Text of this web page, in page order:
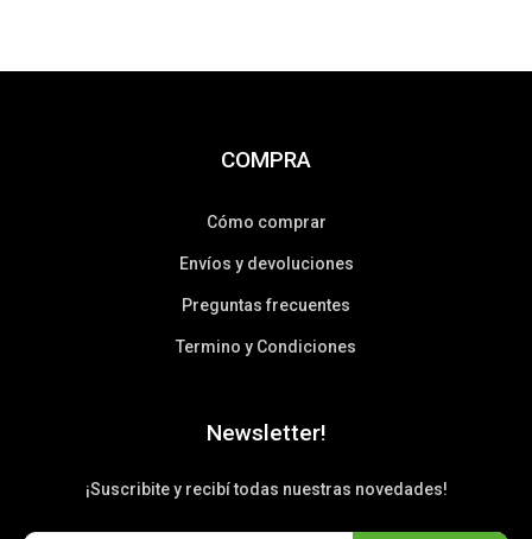
COMPRA
Cómo comprar
Envíos y devoluciones
Preguntas frecuentes
Termino y Condiciones
Newsletter!
¡Suscribite y recibí todas nuestras novedades!